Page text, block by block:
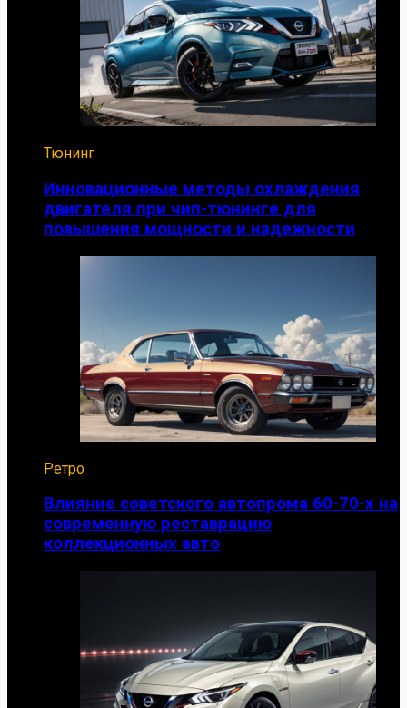
Тюнинг
Инновационные методы охлаждения
двигателя при чип-тюнинге для
повышения мощности и надежности
Ретро
Влияние советского автопрома 60-70-х на
современную реставрацию
коллекционных авто